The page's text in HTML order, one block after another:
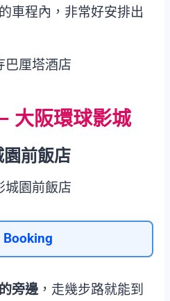
車程內，非常好安排出
大阪環球影城
前飯店
Booking
旁邊，走幾步路就能到